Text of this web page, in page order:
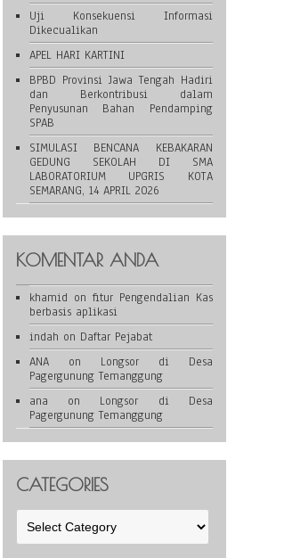
Uji Konsekuensi Informasi
Dikecualikan
APEL HARI KARTINI
BPBD Provinsi Jawa Tengah Hadiri
dan Berkontribusi dalam
Penyusunan Bahan Pendamping
SPAB
SIMULASI BENCANA KEBAKARAN
GEDUNG SEKOLAH DI SMA
LABORATORIUM UPGRIS KOTA
SEMARANG, 14 APRIL 2026
KOMENTAR ANDA
khamid on fitur Pengendalian Kas
berbasis aplikasi
indah on Daftar Pejabat
ANAon Longsor di Desa
Pagergunung Temanggung
ana on Longsor di Desa
Pagergunung Temanggung
CATEGORIES
Categories